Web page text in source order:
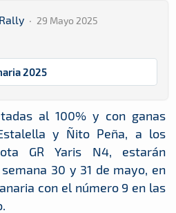
Rally · 29 Mayo 2025
2025
al 100% y con ganas
y Ñito Peña, a los
GR Yaris N4, estarán
30 y 31 de mayo, en
con el número 9 en las